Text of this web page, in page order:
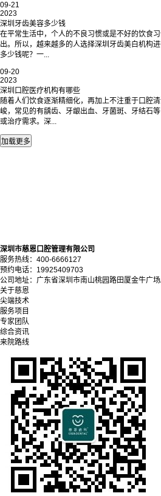
09-21
2023
深圳牙齿美容多少钱
在平常生活中，个人的不良习惯或是不好的饮食
出。所以，越来越多的人选择深圳牙齿美白机构
多少钱呢？一...
09-20
2023
深圳口腔医疗机构有哪些
随着人们饮食逐渐精细化，再加上不注重于口腔
峻，常见的有龋齿、牙龈出血、牙菌斑、牙结石
或治疗需求。深...
深圳市慈恩口腔管理有限公司
服务热线：400-6666127
预约电话：19925409703
公司地址：广东省深圳市南山桃园路田厦金牛广
关于慈恩
尖端技术
服务项目
专家团队
综合资讯
来院路线